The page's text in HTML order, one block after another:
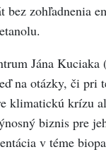
bez zohľadnenia
Jána Kuciaka
na otázky, či pri
klimatickú krízu
biznis pre
v téme